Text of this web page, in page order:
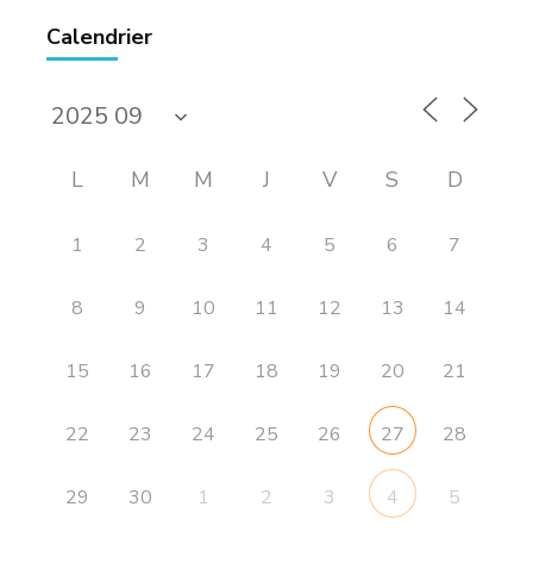
Calendrier
L M M J V S D
1 2 3 4 5 6 7
8 9 10 11 12 13 14
15 16 17 18 19 20 21
22 23 24 25 26 27 28
29 30 1 2 3 4 5